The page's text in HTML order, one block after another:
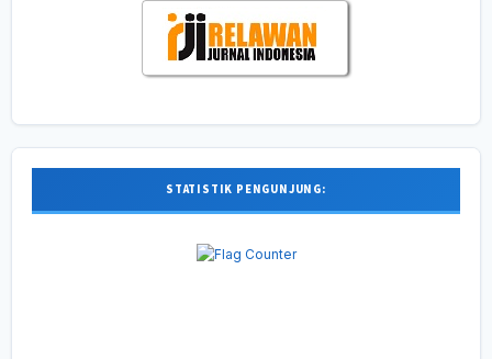
STATISTIK PENGUNJUNG: